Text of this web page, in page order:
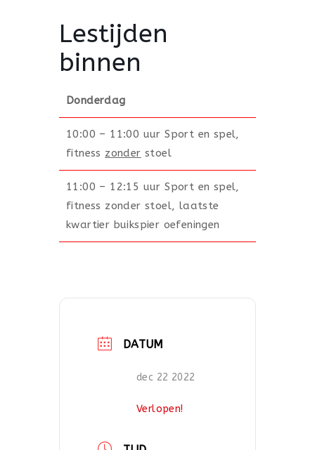
Lestijden
binnen
Donderdag
10:00 – 11:00 uur Sport en spel,
fitness zonder stoel
11:00 – 12:15 uur Sport en spel,
fitness zonder stoel, laatste
kwartier buikspier oefeningen
DATUM
dec 22 2022
Verlopen!